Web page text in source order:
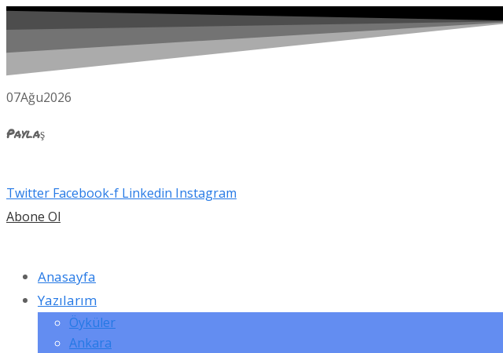
07Ağu2026
Paylaş
Twitter Facebook-f Linkedin Instagram
Abone Ol
Anasayfa
Yazılarım
Öyküler
Ankara